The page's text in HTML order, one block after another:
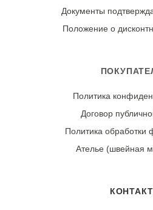
Документы
Положение о
Политика
Договор
Политика обработки
Ателье (швейная